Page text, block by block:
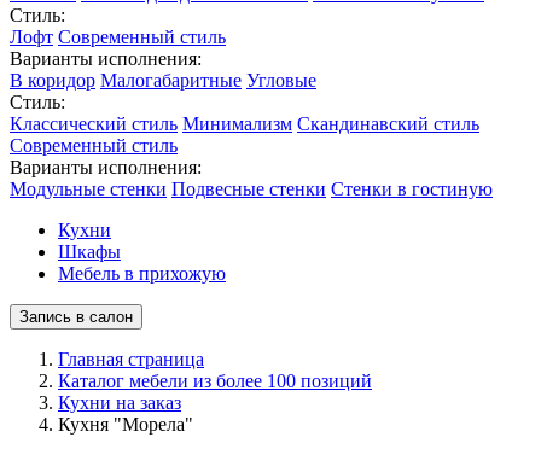
Стиль:
Лофт Современный стиль
Варианты исполнения:
В коридор Малогабаритные Угловые
Стиль:
Классический стиль Минимализм Скандинавский стиль
Современный стиль
Варианты исполнения:
Модульные стенки Подвесные стенки Стенки в гостиную
Кухни
Шкафы
Мебель в прихожую
Запись в салон
Главная страница
Каталог мебели из более 100 позиций
Кухни на заказ
Кухня "Морела"